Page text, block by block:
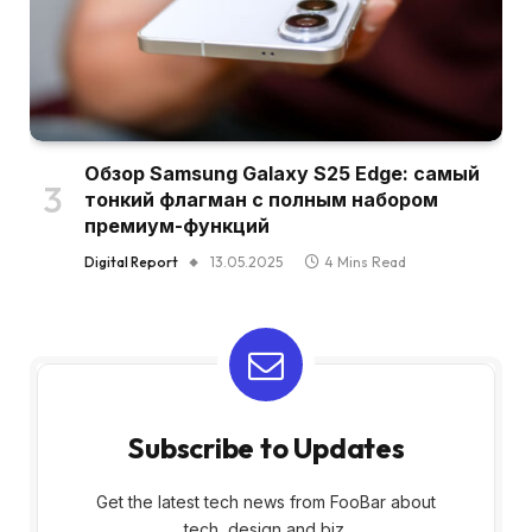
Обзор Samsung Galaxy S25 Edge: самый
тонкий флагман с полным набором
премиум-функций
Digital Report 13.05.2025 4 Mins Read
Subscribe to Updates
Get the latest tech news from FooBar about